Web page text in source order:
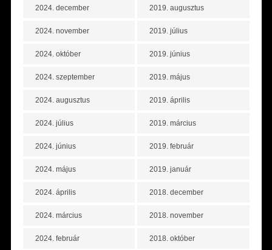
2024. december
2024. november
2024. október
2024. szeptember
2024. augusztus
2024. július
2024. június
2024. május
2024. április
2024. március
2024. február
2019. augusztus
2019. július
2019. június
2019. május
2019. április
2019. március
2019. február
2019. január
2018. december
2018. november
2018. október